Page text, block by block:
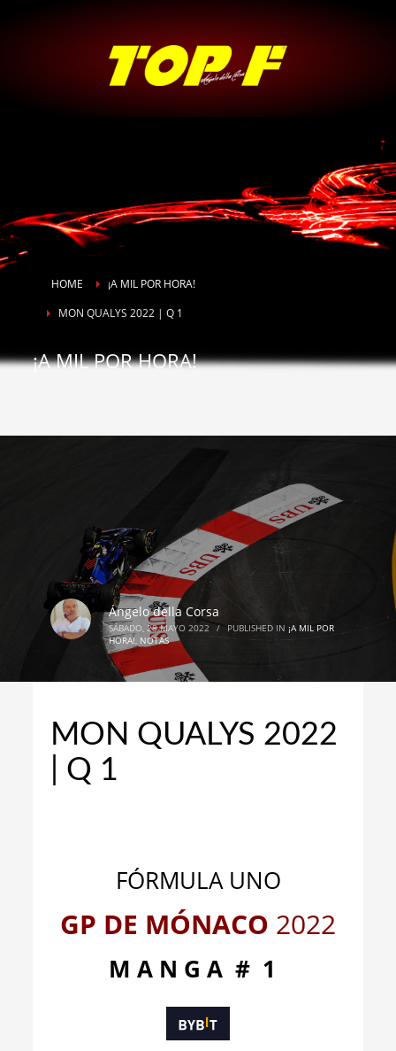
HOME
¡A MIL POR HORA!
MON QUALYS 2022 | Q 1
¡A MIL POR HORA!
Ángelo della Corsa
SÁBADO, 28 MAYO 2022 / PUBLISHED IN¡A MIL POR
HORA!, NOTAS
MON QUALYS 2022
| Q 1
FÓRMULA UNO
GP DE MÓNACO 2022
M A N G A # 1